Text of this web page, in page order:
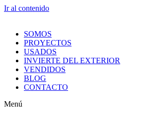
Ir al contenido
SOMOS
PROYECTOS
USADOS
INVIERTE DEL EXTERIOR
VENDIDOS
BLOG
CONTACTO
Menú